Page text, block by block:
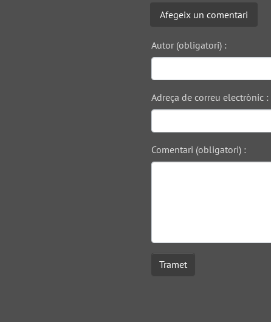
Afegeix un comentari
Autor (obligatori) :
Adreça de correu electrònic :
Comentari (obligatori) :
Tramet